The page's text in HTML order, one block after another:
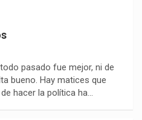
pasado fue mejor, ni de
bueno. Hay matices que
hacer la política ha…